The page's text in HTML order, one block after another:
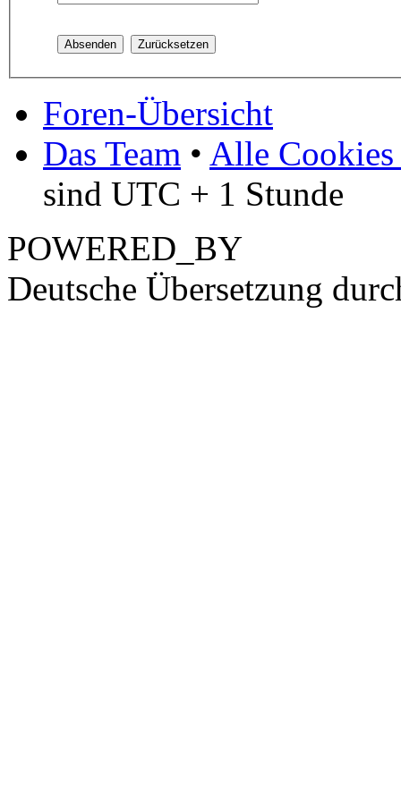
Foren-Übersicht
Das Team • Alle Cookies
sind UTC + 1 Stunde
POWERED_BY
Deutsche Übersetzung